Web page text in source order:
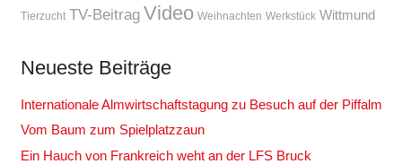
Tierzucht TV-Beitrag Video Weihnachten Werkstück Wittmund
Neueste Beiträge
Internationale Almwirtschaftstagung zu Besuch auf der Piffalm
Vom Baum zum Spielplatzzaun
Ein Hauch von Frankreich weht an der LFS Bruck